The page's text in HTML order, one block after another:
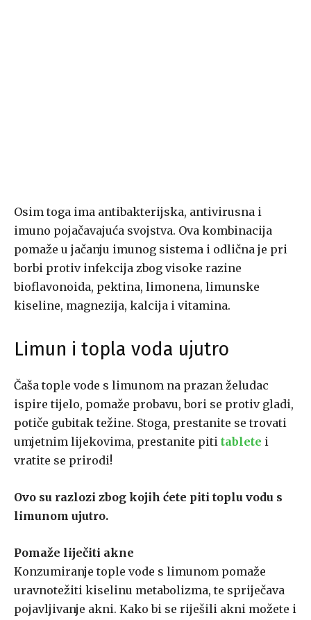
Osim toga ima antibakterijska, antivirusna i
imuno pojačavajuća svojstva. Ova kombinacija
pomaže u jačanju imunog sistema i odlična je pri
borbi protiv infekcija zbog visoke razine
bioflavonoida, pektina, limonena, limunske
kiseline, magnezija, kalcija i vitamina.
Limun i topla voda ujutro
Čaša tople vode s limunom na prazan želudac
ispire tijelo, pomaže probavu, bori se protiv gladi,
potiče gubitak težine. Stoga, prestanite se trovati
umjetnim lijekovima, prestanite piti tablete i
vratite se prirodi!
Ovo su razlozi zbog kojih ćete piti toplu vodu s
limunom ujutro.
Pomaže liječiti akne
Konzumiranje tople vode s limunom pomaže
uravnotežiti kiselinu metabolizma, te spriječava
pojavljivanje akni. Kako bi se riješili akni možete i